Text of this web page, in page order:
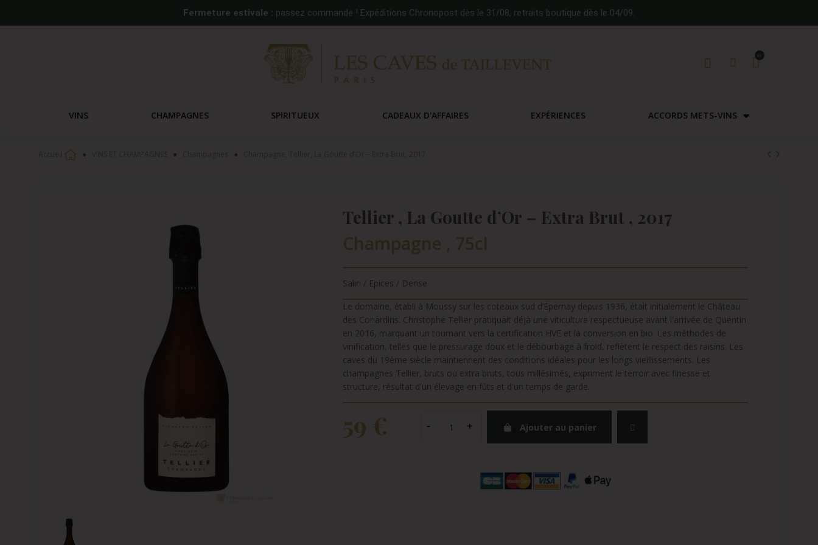
Fermeture estivale : passez commande ! Expéditions Chronopost dès le 31/08, retraits boutique dès le 04/09.
VINS CHAMPAGNES SPIRITUEUX CADEAUX D'AFFAIRES EXPÉRIENCES ACCORDS METS-VINS
Tellier , La Goutte d’Or – Extra Brut , 2017
Champagne , 75cl
Salin / Epices / Dense
Le domaine, établi à Moussy sur les coteaux sud d’Épernay depuis 1936, était initialement le Château
des Conardins. Christophe Tellier pratiquait déjà une viticulture respectueuse avant l'arrivée de Quentin
en 2016, marquant un tournant vers la certification HVE et la conversion en bio. Les méthodes de
vinification, telles que le pressurage doux et le débourbage à froid, reflètent le respect des raisins. Les
caves du 19ème siècle maintiennent des conditions idéales pour les longs vieillissements. Les
champagnes Tellier, bruts ou extra bruts, tous millésimés, expriment le terroir avec finesse et
structure, résultat d'un élevage en fûts et d'un temps de garde.
59 € Ajouter au panier